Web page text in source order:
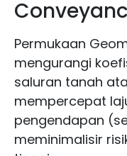
Permukaan
mengurangi
saluran tanah
mempercepat
pengendapan
meminimalisir